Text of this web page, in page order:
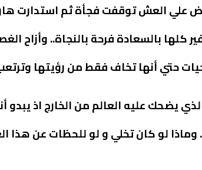
علي العش توقفت فجأة ثم استدارت
كلها بالسعادة فرحة بالنجاة.. وأزاح
حتي أنها تخاف فقط من رؤيتها
عليه العالم من الخارج اذ يبدو
لو كان تخلي و لو للحظات عن هذا